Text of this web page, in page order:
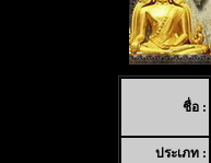
ชื่อ :
ประเภท :